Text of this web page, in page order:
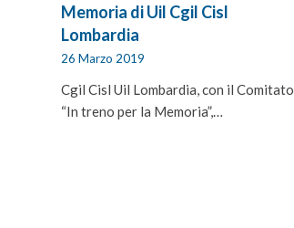
Memoria di Uil Cgil Cisl
Lombardia
26 Marzo 2019
Cgil Cisl Uil Lombardia, con il Comitato
“In treno per la Memoria”,…